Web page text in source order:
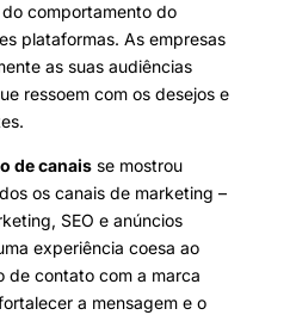
comportamento do
plataformas. As empresas
as suas audiências
ressoem com os desejos e
de canais se mostrou
os canais de marketing –
SEO e anúncios
experiência coesa ao
de contato com a marca
a mensagem e o